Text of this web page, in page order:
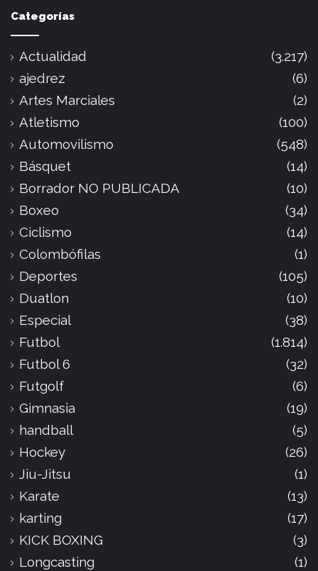
Categorías
Actualidad
(3.217)
ajedrez
(6)
Artes Marciales
(2)
Atletismo
(100)
Automovilismo
(548)
Básquet
(14)
Borrador NO PUBLICADA
(10)
Boxeo
(34)
Ciclismo
(14)
Colombófilas
(1)
Deportes
(105)
Duatlon
(10)
Especial
(38)
Futbol
(1.814)
Futbol 6
(32)
Futgolf
(6)
Gimnasia
(19)
handball
(5)
Hockey
(26)
Jiu-Jitsu
(1)
Karate
(13)
karting
(17)
KICK BOXING
(3)
Longcasting
(1)